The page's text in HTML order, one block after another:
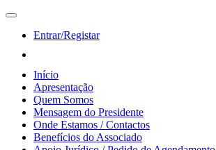
Entrar/Registar
Início
Apresentação
Quem Somos
Mensagem do Presidente
Onde Estamos / Contactos
Benefícios do Associado